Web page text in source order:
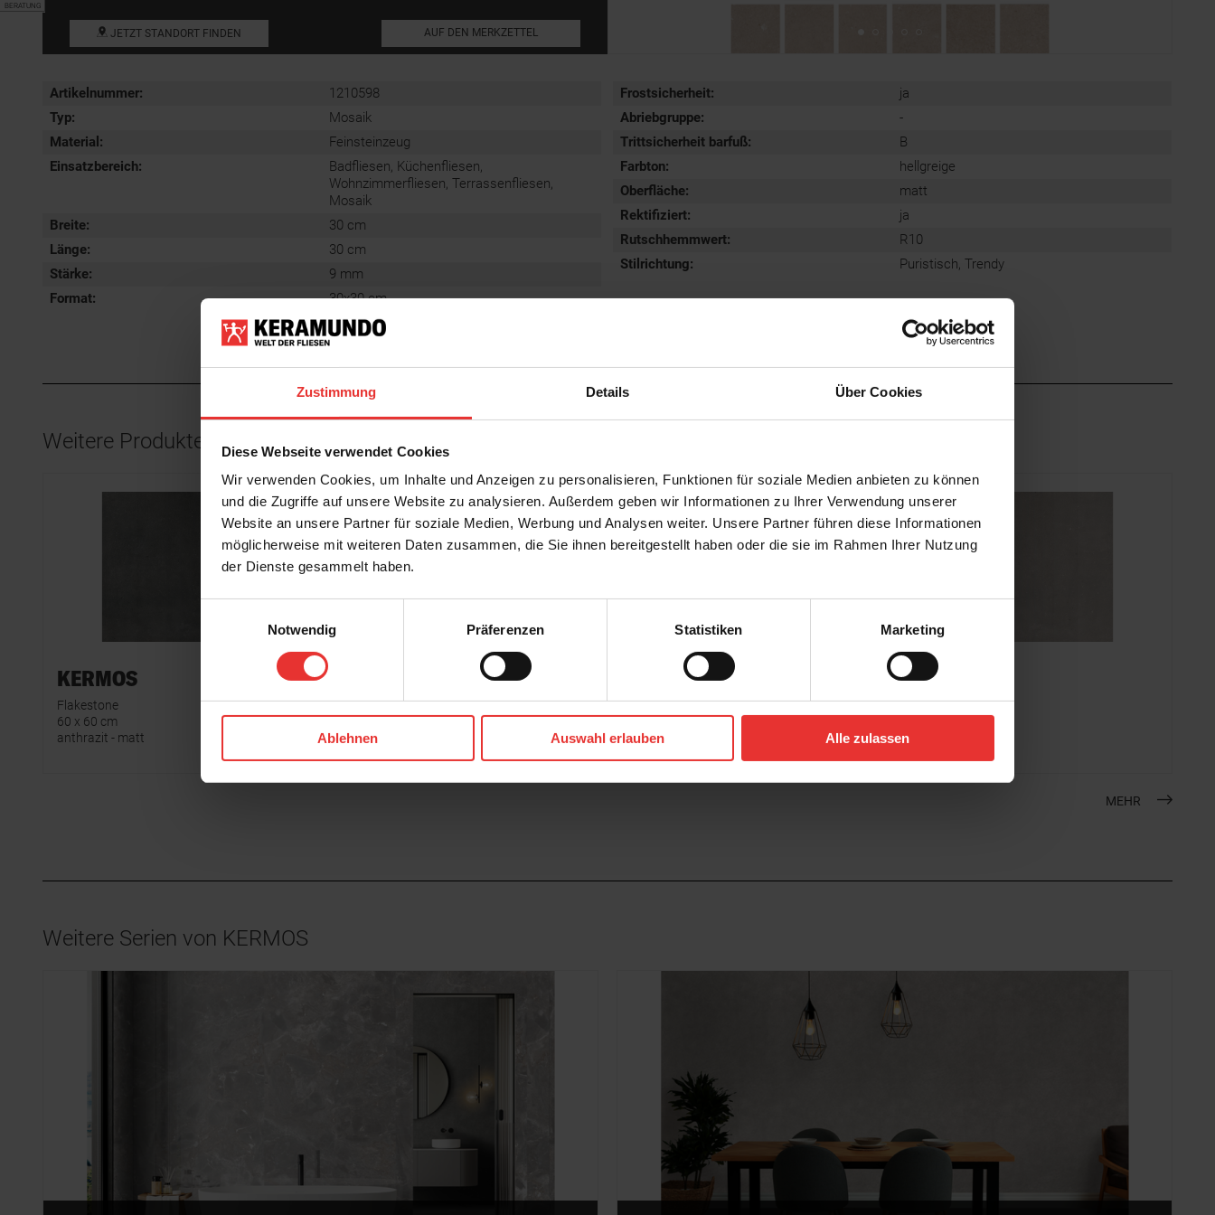
Zustimmung Details Über Cookies
Diese Webseite verwendet Cookies
Wir verwenden Cookies, um Inhalte und Anzeigen zu personalisieren, Funktionen für soziale Medien anbieten zu können
und die Zugriffe auf unsere Website zu analysieren. Außerdem geben wir Informationen zu Ihrer Verwendung unserer
Website an unsere Partner für soziale Medien, Werbung und Analysen weiter. Unsere Partner führen diese Informationen
möglicherweise mit weiteren Daten zusammen, die Sie ihnen bereitgestellt haben oder die sie im Rahmen Ihrer Nutzung
der Dienste gesammelt haben.
Notwendig
Präferenzen Statistiken Marketing
Ablehnen Auswahl erlauben Alle zulassen
JETZT STANDORT FINDEN AUF DEN MERKZETTEL
Artikelnummer:
1210598
Typ:
Mosaik
Material:
Feinsteinzeug
Einsatzbereich:
Badfliesen, Küchenfliesen,
Wohnzimmerfliesen, Terrassenfliesen,
Mosaik
Breite:
30 cm
Länge:
30 cm
Stärke:
9 mm
Format: 30x30 cm
Frostsicherheit:
ja
Abriebgruppe:
-
Trittsicherheit barfuß:
B
Farbton:
hellgreige
Oberfläche:
matt
Rektifiziert:
ja
Rutschhemmwert:
R10
Stilrichtung: Puristisch, Trendy
Weitere Produkte aus der Serie
KERMOS
Flakestone
60 x 60 cm
anthrazit - matt
Flakestone
60 x 60 cm
dunkelgrau - matt
KERMOS
Flakestone
60 x 60 cm
greige - matt
KERMOS
Flakestone
MEHR
Weitere Serien von KERMOS
BERATUNG